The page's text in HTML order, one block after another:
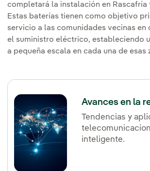
completará la instalación en Rascafría
Estas baterías tienen como objetivo
servicio a las comunidades vecinas en
el suministro eléctrico, estableciendo
a pequeña escala en cada una de esas
Avances en la
Tendencias y
inteligente.